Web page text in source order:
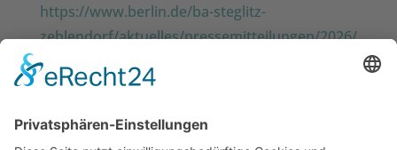
https://www.berlin.de/ba-steglitz-
zehlendorf/aktuelles/pressemitteilungen/2026/
pressemitteilung.1663906.php